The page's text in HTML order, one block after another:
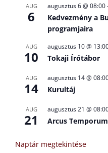
AUG
6
augusztus 6 @ 08:00
Kedvezmény a
programjaira
AUG
10
augusztus 10 @
Tokaji Írótábor
AUG
14
augusztus 14 @
Kurultáj
AUG
21
augusztus 21 @
Arcus
Naptár megtekintése